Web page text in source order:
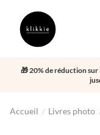
🎁 20% de réduction sur
Accueil / Livres photo